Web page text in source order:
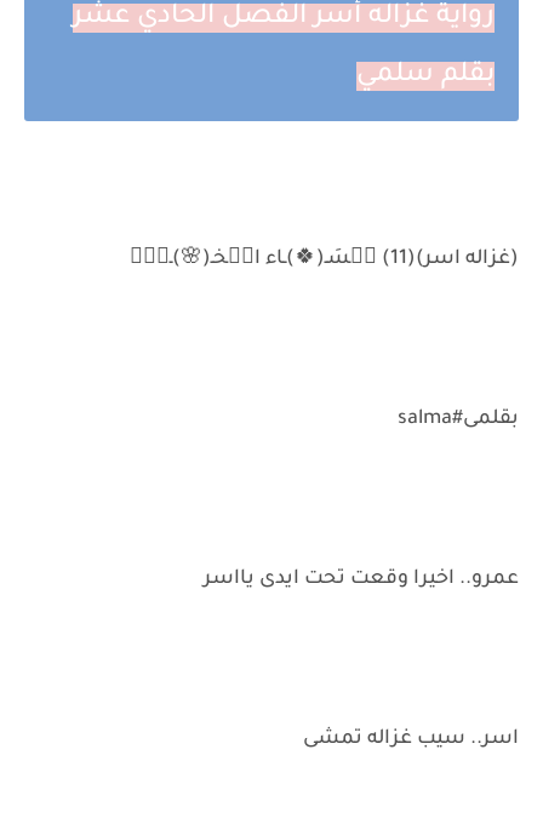
رواية غزاله أسر الفصل الحادي عشر
بقلم سلمي
(غزاله اسر)(11) مۡسَـ(🍀)ـاء الۣخـ(🌸)ـيۡݛ
بقلمى#salma
عمرو.. اخيرا وقعت تحت ايدى يااسر
اسر.. سيب غزاله تمشى